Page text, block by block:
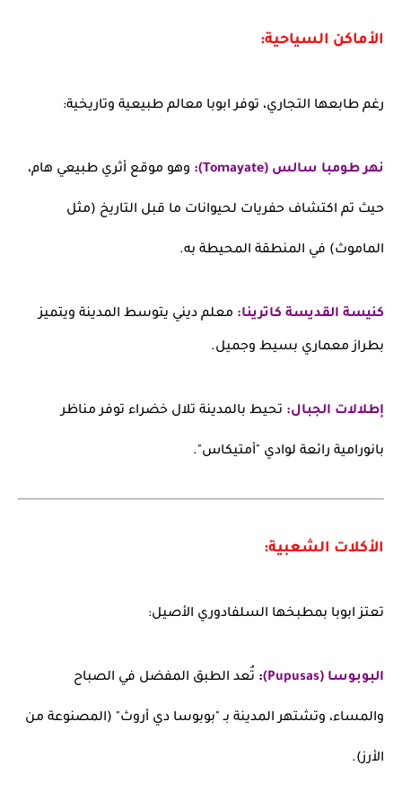
الأماكن السياحية:
رغم طابعها التجاري، توفر ابوبا معالم طبيعية وتاريخية:
نهر طومبا سالس (Tomayate): وهو موقع أثري طبيعي هام،
حيث تم اكتشاف حفريات لحيوانات ما قبل التاريخ (مثل
الماموث) في المنطقة المحيطة به.
كنيسة القديسة كاترينا: معلم ديني يتوسط المدينة ويتميز
بطراز معماري بسيط وجميل.
إطلالات الجبال: تحيط بالمدينة تلال خضراء توفر مناظر
بانورامية رائعة لوادي "أمتيكاس".
الأكلات الشعبية:
تعتز ابوبا بمطبخها السلفادوري الأصيل:
البوبوسا (Pupusas) : تُعد الطبق المفضل في الصباح
والمساء، وتشتهر المدينة بـ "بوبوسا دي أروث" (المصنوعة من
الأرز).